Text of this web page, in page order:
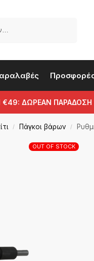
Προσφορές
€49: ΔΩΡΕΑΝ
/ Πάγκοι βάρων /
OUT OF STOCK